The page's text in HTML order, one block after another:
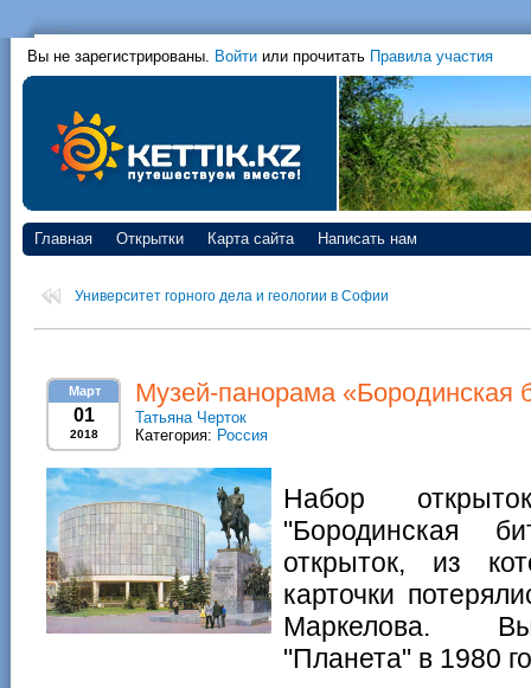
Вы не зарегистрированы. Войти или прочитать Правила участия
Главная Открытки Карта сайта Написать нам
Университет горного дела и геологии в Софии
Март
01
2018
Музей-панорама «Бородинская
Татьяна Черток
Категория: Россия
Набор
"Бородинская
открыток, из
карточки
Маркелова.
"Планета" в 1980